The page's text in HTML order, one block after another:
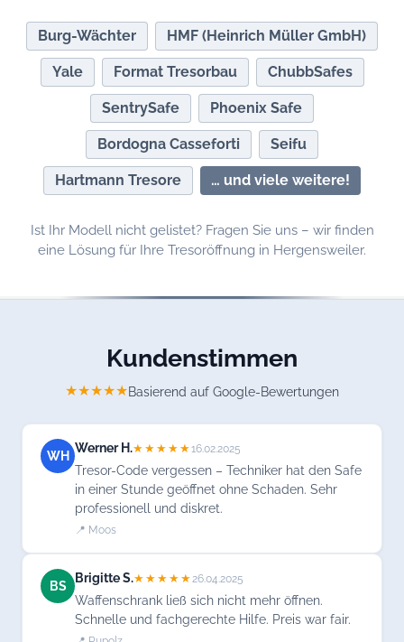
Burg-Wächter HMF (Heinrich Müller GmbH)
Yale Format Tresorbau ChubbSafes
SentrySafe Phoenix Safe
Bordogna Casseforti Seifu
Hartmann Tresore … und viele weitere!
Ist Ihr Modell nicht gelistet? Fragen Sie uns – wir finden
eine Lösung für Ihre Tresoröffnung in Hergensweiler.
Kundenstimmen
★★★★★Basierend auf Google-Bewertungen
WH
Werner H.★★★★★16.02.2025
Tresor-Code vergessen – Techniker hat den Safe
in einer Stunde geöffnet ohne Schaden. Sehr
professionell und diskret.
📍 Moos
BS
Brigitte S.★★★★★ 26.04.2025
Waffenschrank ließ sich nicht mehr öffnen.
Schnelle und fachgerechte Hilfe. Preis war fair.